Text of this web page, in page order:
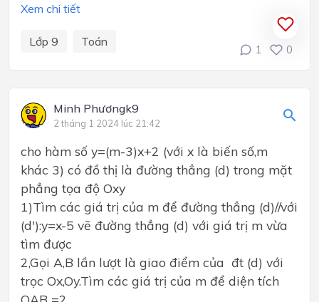
Xem chi tiết
Lớp 9 Toán
1 0
Minh Phươngk9
2 tháng 1 2024 lúc 21:42
cho hàm số y=(m-3)x+2 (với x là biến số,m
khác 3) có đồ thị là đường thẳng (d) trong mặt
phẳng tọa độ Oxy
1)Tìm các giá trị của m để đường thẳng (d)//với
(d'):y=x-5 vẽ đường thẳng (d) với giá trị m vừa
tìm được
2,Gọi A,B lần lượt là giao điểm của đt (d) với
trọc Ox,Oy.Tìm các giá trị của m để diện tích